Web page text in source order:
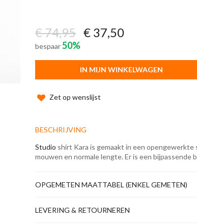
€ 74,95 € 37,50
bespaar50%
IN MIJN WINKELWAGEN
Zet op wenslijst
BESCHRIJVING
Studio shirt Kara is gemaakt in een
mouwen en normale lengte. Er is een bijpassende
OPGEMETEN MAATTABEL (ENKEL GEMETEN)
LEVERING & RETOURNEREN